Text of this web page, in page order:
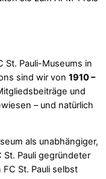
St. Pauli-Museums in
sind wir von 1910 –
und
– und natürlich
als unabhängiger,
Pauli gegründeter
St. Pauli selbst